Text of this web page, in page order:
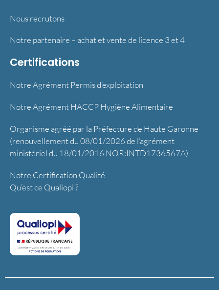
Nous recrutons
Notre partenaire – achat et vente de licence 3 et 4
Certifications
Notre Agrément Permis d’exploitation
Notre Agrément HACCP Hygiène Alimentaire
Organisme agréé par la Préfecture de Haute Garonne
(renouvellement du 08/01/2026 de l’agrément
ministériel du 18/01/2016 NOR:INTD1736567A)
Notre Certification Qualité
Qu’est ce Qualiopi ?